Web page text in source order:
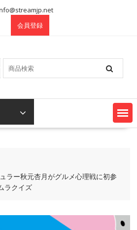
会員登録
ラー秋元杏月がグルメ心理戦に初参
ラクイズ